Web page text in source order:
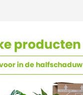
producten
in de halfschaduw